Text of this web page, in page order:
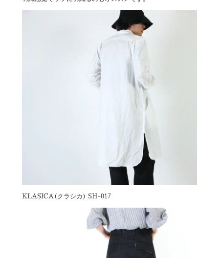
KLASICA(クラシカ) SH-017